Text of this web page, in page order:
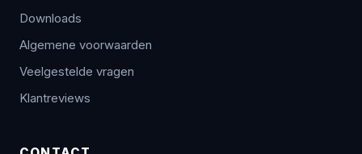
Downloads
Algemene voorwaarden
Veelgestelde vragen
Klantreviews